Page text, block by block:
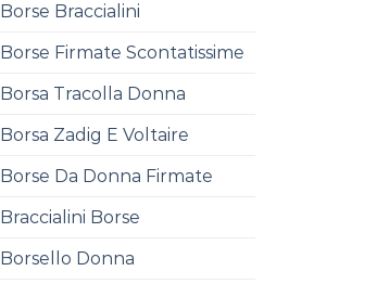
Borse Braccialini
Borse Firmate Scontatissime
Borsa Tracolla Donna
Borsa Zadig E Voltaire
Borse Da Donna Firmate
Braccialini Borse
Borsello Donna